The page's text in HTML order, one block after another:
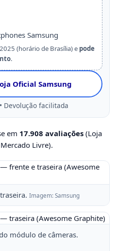
Samsung
(horário de Brasília) e pode
.
Oficial Samsung
Devolução facilitada
em 17.908 avaliações (Loja
Livre).
Imagem: Samsung
módulo de câmeras.